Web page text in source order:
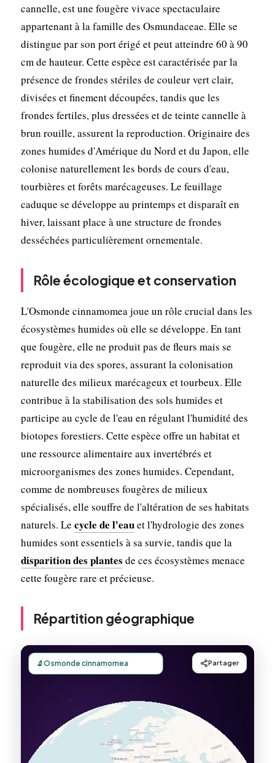
cannelle, est une fougère vivace spectaculaire
appartenant à la famille des Osmundaceae. Elle se
distingue par son port érigé et peut atteindre 60 à 90
cm de hauteur. Cette espèce est caractérisée par la
présence de frondes stériles de couleur vert clair,
divisées et finement découpées, tandis que les
frondes fertiles, plus dressées et de teinte cannelle à
brun rouille, assurent la reproduction. Originaire des
zones humides d'Amérique du Nord et du Japon, elle
colonise naturellement les bords de cours d'eau,
tourbières et forêts marécageuses. Le feuillage
caduque se développe au printemps et disparaît en
hiver, laissant place à une structure de frondes
desséchées particulièrement ornementale.
Rôle écologique et conservation
L'Osmonde cinnamomea joue un rôle crucial dans les
écosystèmes humides où elle se développe. En tant
que fougère, elle ne produit pas de fleurs mais se
reproduit via des spores, assurant la colonisation
naturelle des milieux marécageux et tourbeux. Elle
contribue à la stabilisation des sols humides et
participe au cycle de l'eau en régulant l'humidité des
biotopes forestiers. Cette espèce offre un habitat et
une ressource alimentaire aux invertébrés et
microorganismes des zones humides. Cependant,
comme de nombreuses fougères de milieux
spécialisés, elle souffre de l'altération de ses habitats
naturels. Le cycle de l'eauet l'hydrologie des zones
humides sont essentiels à sa survie, tandis que la
disparition des plantes de ces écosystèmes menace
cette fougère rare et précieuse.
Répartition géographique